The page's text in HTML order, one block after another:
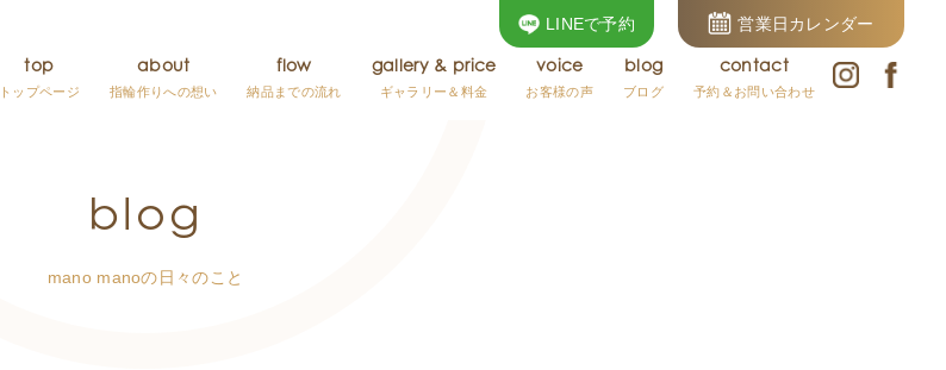
top
トップページ
about
指輪作りへの想い
flow
納品までの流れ
gallery & price
ギャラリー＆料金
voice
お客様の声
blog
ブログ
contact
予約＆お問い合わせ
LINEで予約 営業日カレンダー
blog
mano manoの日々のこと